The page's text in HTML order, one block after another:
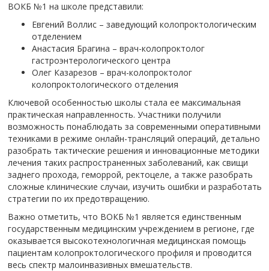
ВОКБ №1 на школе представили:
Евгений Воллис – заведующий колопроктологическим
отделением
Анастасия Брагина – врач-колопроктолог
гастроэнтерологического центра
Олег Казарезов – врач-колопроктолог
колопроктологического отделения
Ключевой особенностью школы стала ее максимальная
практическая направленность. Участники получили
возможность понаблюдать за современными оперативными
техниками в режиме онлайн-трансляций операций, детально
разобрать тактические решения и инновационные методики
лечения таких распространенных заболеваний, как свищи
заднего прохода, геморрой, ректоцеле, а также разобрать
сложные клинические случаи, изучить ошибки и разработать
стратегии по их предотвращению.
️Важно отметить, что ВОКБ №1 является единственным
государственным медицинским учреждением в регионе, где
оказывается высокотехнологичная медицинская помощь
пациентам колопроктологического профиля и проводится
весь спектр малоинвазивных вмешательств.